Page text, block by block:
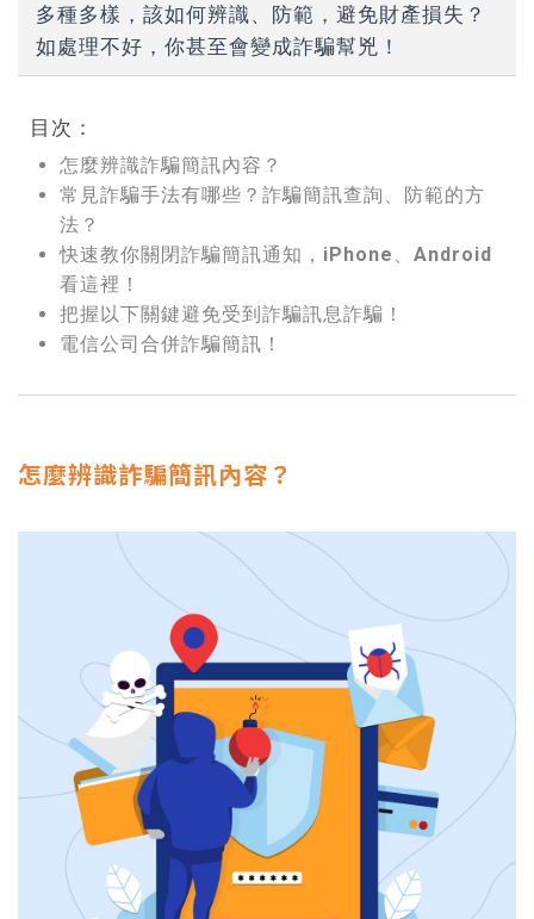
多種多樣，該如何辨識、防範，避免財產損失？
如處理不好，你甚至會變成詐騙幫兇！
目次：
怎麼辨識詐騙簡訊內容？
常見詐騙手法有哪些？詐騙簡訊查詢、防範的方
法？
快速教你關閉詐騙簡訊通知，iPhone、Android
看這裡！
把握以下關鍵避免受到詐騙訊息詐騙！
電信公司合併詐騙簡訊！
怎麼辨識詐騙簡訊內容？